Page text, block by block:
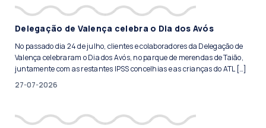
Delegação de Valença celebra o Dia dos Avós
No passado dia 24 de julho, clientes e colaboradores da Delegação de
Valença celebraram o Dia dos Avós, no parque de merendas de Taião,
juntamente com as restantes IPSS concelhias e as crianças do ATL […]
27-07-2026